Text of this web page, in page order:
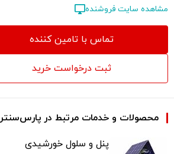
توربین باذی، بهینه سازی مصرف انرژی
مشاهده سایت فروشنده
تماس با تامین کننده
ثبت درخواست خرید
محصولات و خدمات مرتبط در پارس‌سنتر
پنل و سلول خورشیدی